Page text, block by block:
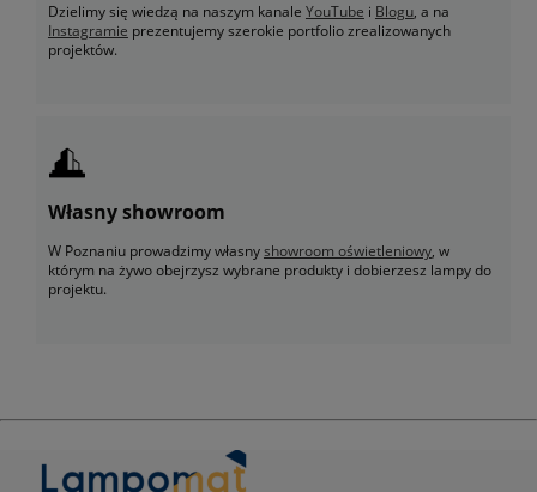
Dzielimy się wiedzą na naszym kanale YouTube i Blogu, a na
Instagramie prezentujemy szerokie portfolio zrealizowanych
projektów.
Własny showroom
W Poznaniu prowadzimy własnyshowroom oświetleniowy, w
którym na żywo obejrzysz wybrane produkty i dobierzesz lampy do
projektu.